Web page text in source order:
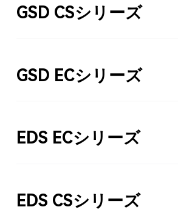
GSD CSシリーズ
GSD ECシリーズ
EDS ECシリーズ
EDS CSシリーズ